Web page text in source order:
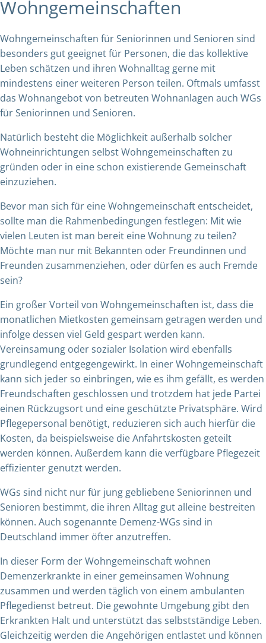
Wohngemeinschaften
Wohngemeinschaften für Seniorinnen und Senioren sind
besonders gut geeignet für Personen, die das kollektive
Leben schätzen und ihren Wohnalltag gerne mit
mindestens einer weiteren Person teilen. Oftmals umfasst
das Wohnangebot von betreuten Wohnanlagen auch WGs
für Seniorinnen und Senioren.
Natürlich besteht die Möglichkeit außerhalb solcher
Wohneinrichtungen selbst Wohngemeinschaften zu
gründen oder in eine schon existierende Gemeinschaft
einzuziehen.
Bevor man sich für eine Wohngemeinschaft entscheidet,
sollte man die Rahmenbedingungen festlegen: Mit wie
vielen Leuten ist man bereit eine Wohnung zu teilen?
Möchte man nur mit Bekannten oder Freundinnen und
Freunden zusammenziehen, oder dürfen es auch Fremde
sein?
Ein großer Vorteil von Wohngemeinschaften ist, dass die
monatlichen Mietkosten gemeinsam getragen werden und
infolge dessen viel Geld gespart werden kann.
Vereinsamung oder sozialer Isolation wird ebenfalls
grundlegend entgegengewirkt. In einer Wohngemeinschaft
kann sich jeder so einbringen, wie es ihm gefällt, es werden
Freundschaften geschlossen und trotzdem hat jede Partei
einen Rückzugsort und eine geschützte Privatsphäre. Wird
Pflegepersonal benötigt, reduzieren sich auch hierfür die
Kosten, da beispielsweise die Anfahrtskosten geteilt
werden können. Außerdem kann die verfügbare Pflegezeit
effizienter genutzt werden.
WGs sind nicht nur für jung gebliebene Seniorinnen und
Senioren bestimmt, die ihren Alltag gut alleine bestreiten
können. Auch sogenannte Demenz-WGs sind in
Deutschland immer öfter anzutreffen.
In dieser Form der Wohngemeinschaft wohnen
Demenzerkrankte in einer gemeinsamen Wohnung
zusammen und werden täglich von einem ambulanten
Pflegedienst betreut. Die gewohnte Umgebung gibt den
Erkrankten Halt und unterstützt das selbstständige Leben.
Gleichzeitig werden die Angehörigen entlastet und können